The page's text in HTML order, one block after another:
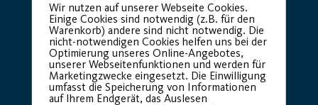
Wir nutzen auf unserer Webseite Cookies.
Einige Cookies sind notwendig (z.B. für den
Warenkorb) andere sind nicht notwendig. Die
nicht-notwendigen Cookies helfen uns bei der
Optimierung unseres Online-Angebotes,
unserer Webseitenfunktionen und werden für
Marketingzwecke eingesetzt. Die Einwilligung
umfasst die Speicherung von Informationen
auf Ihrem Endgerät, das Auslesen